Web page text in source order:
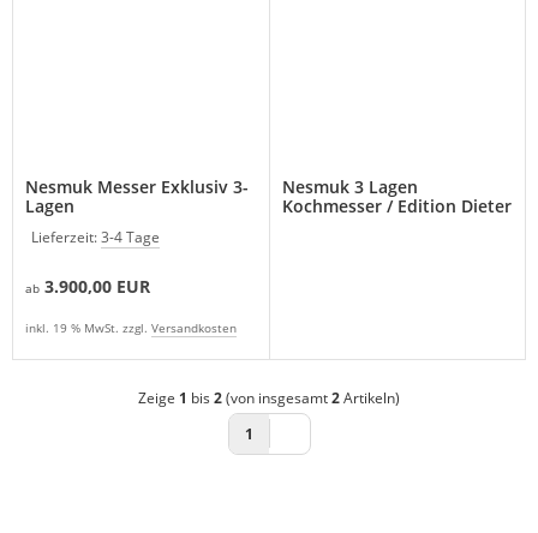
Nesmuk Messer Exklusiv 3-
Lagen
Lieferzeit:3-4 Tage
ab 3.900,00 EUR
inkl. 19 % MwSt. zzgl. Versandkosten
Nesmuk 3 Lagen
Kochmesser / Edition Dieter
Zeige 1 bis 2(von insgesamt2Artikeln)
1